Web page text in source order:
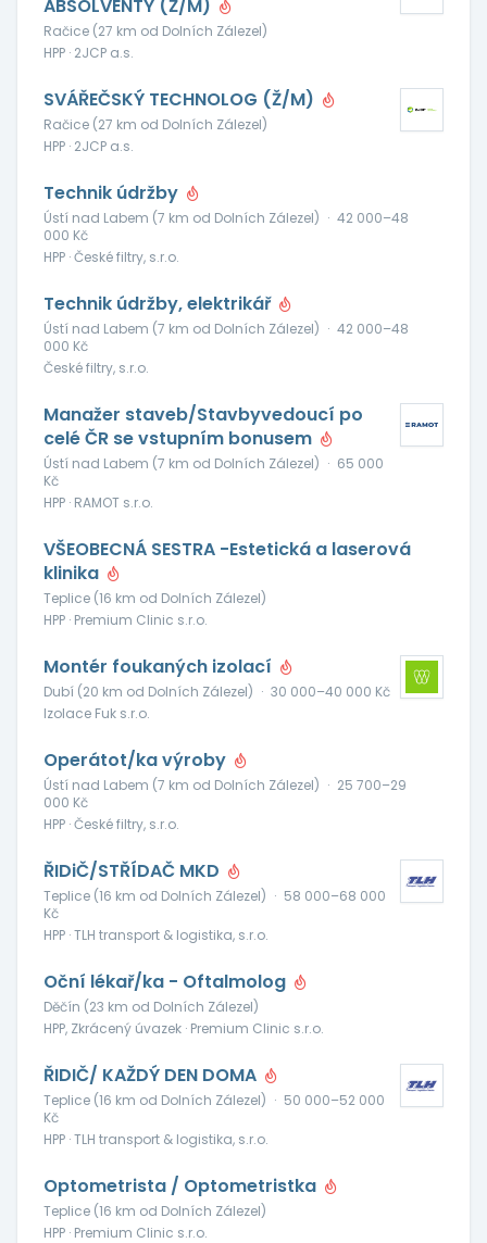
ABSOLVENTY (Ž/M)
Račice (27 km od Dolních Zálezel)
HPP · 2JCP a.s.
SVÁŘEČSKÝ TECHNOLOG (Ž/M)
Račice (27 km od Dolních Zálezel)
HPP · 2JCP a.s.
Technik údržby
Ústí nad Labem (7 km od Dolních Zálezel) · 42 000–48
000 Kč
HPP · České filtry, s.r.o.
Technik údržby, elektrikář
Ústí nad Labem (7 km od Dolních Zálezel) · 42 000–48
000 Kč
České filtry, s.r.o.
Manažer staveb/Stavbyvedoucí po
celé ČR se vstupním bonusem
Ústí nad Labem (7 km od Dolních Zálezel) · 65 000
Kč
HPP · RAMOT s.r.o.
VŠEOBECNÁ SESTRA -Estetická a laserová
klinika
Teplice (16 km od Dolních Zálezel)
HPP · Premium Clinic s.r.o.
Montér foukaných izolací
Dubí (20 km od Dolních Zálezel) · 30 000–40 000 Kč
Izolace Fuk s.r.o.
Operátot/ka výroby
Ústí nad Labem (7 km od Dolních Zálezel) · 25 700–29
000 Kč
HPP · České filtry, s.r.o.
ŘIDiČ/STŘÍDAČ MKD
Teplice (16 km od Dolních Zálezel) · 58 000–68 000
Kč
HPP · TLH transport & logistika, s.r.o.
Oční lékař/ka - Oftalmolog
Děčín (23 km od Dolních Zálezel)
HPP, Zkrácený úvazek · Premium Clinic s.r.o.
ŘIDIČ/ KAŽDÝ DEN DOMA
Teplice (16 km od Dolních Zálezel) · 50 000–52 000
Kč
HPP · TLH transport & logistika, s.r.o.
Optometrista / Optometristka
Teplice (16 km od Dolních Zálezel)
HPP · Premium Clinic s.r.o.